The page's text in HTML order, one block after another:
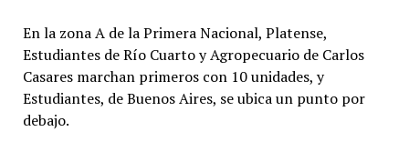
En la zona A de la Primera Nacional, Platense,
Estudiantes de Río Cuarto y Agropecuario de Carlos
Casares marchan primeros con 10 unidades, y
Estudiantes, de Buenos Aires, se ubica un punto por
debajo.